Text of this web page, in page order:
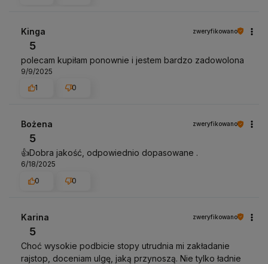
Kinga zweryfikowano
5
polecam kupiłam ponownie i jestem bardzo zadowolona
9/9/2025
1
0
Bożena zweryfikowano
5
👍️Dobra jakość, odpowiednio dopasowane .
6/18/2025
0
0
Karina zweryfikowano
5
Choć wysokie podbicie stopy utrudnia mi zakładanie
rajstop, doceniam ulgę, jaką przynoszą. Nie tylko ładnie